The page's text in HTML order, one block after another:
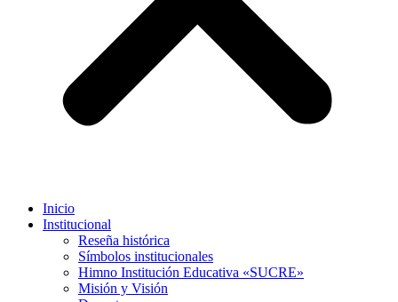
Inicio
Institucional
Reseña histórica
Símbolos institucionales
Himno Institución Educativa «SUCRE»
Misión y Visión